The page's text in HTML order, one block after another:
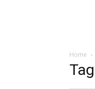
Home